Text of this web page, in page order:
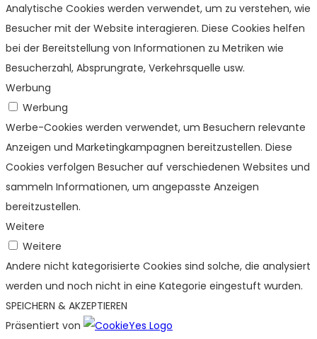
Analytische Cookies werden verwendet, um zu verstehen, wie
Besucher mit der Website interagieren. Diese Cookies helfen
bei der Bereitstellung von Informationen zu Metriken wie
Besucherzahl, Absprungrate, Verkehrsquelle usw.
Werbung
Werbung
Werbe-Cookies werden verwendet, um Besuchern relevante
Anzeigen und Marketingkampagnen bereitzustellen. Diese
Cookies verfolgen Besucher auf verschiedenen Websites und
sammeln Informationen, um angepasste Anzeigen
bereitzustellen.
Weitere
Weitere
Andere nicht kategorisierte Cookies sind solche, die analysiert
werden und noch nicht in eine Kategorie eingestuft wurden.
SPEICHERN & AKZEPTIEREN
Präsentiert von